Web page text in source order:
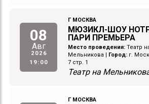
08
Авг
2026
19:00
Г МОСКВА
МЮЗИКЛ-ШОУ
ПАРИ ПРЕМЬЕРА
Место проведения: Театр
Мельникова
Город: г.
7 стр. 1
Театр на
Г МОСКВА